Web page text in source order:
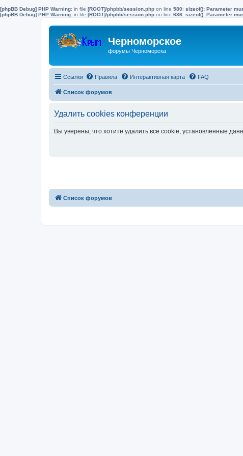
[phpBB Debug] PHP Warning: in file [ROOT]/phpbb/session.php on line 580: sizeof(): Parameter
[phpBB Debug] PHP Warning: in file [ROOT]/phpbb/session.php on line 636: sizeof(): Parameter
Черноморское
форумы Черноморска
Ссылки Правила Интерактивная карта FAQ
Список форумов
Удалить cookies конференции
Вы уверены, что хотите удалить все cookie, установленные
Список форумов